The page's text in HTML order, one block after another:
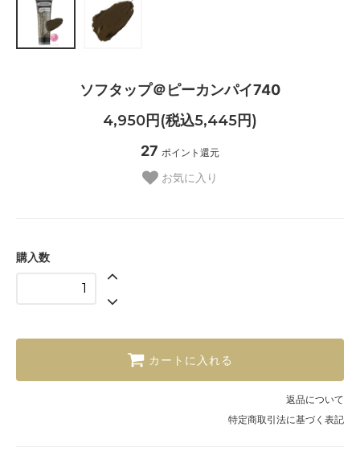
ソフタップ＠ピーカンパイ740
4,950円(税込5,445円)
27 ポイント還元
お気に入り
購入数
カートに入れる
返品について
特定商取引法に基づく表記